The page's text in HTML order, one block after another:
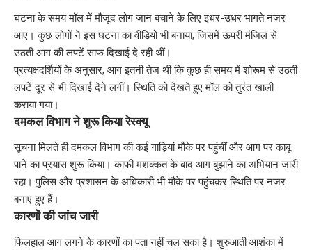
घटना के समय मॉल में मौजूद लोग जान बचाने के लिए इधर-उधर भागते नजर
आए। कुछ लोगों ने इस घटना का वीडियो भी बनाया, जिसमें ऊपरी मंजिल से
उठती आग की लपटें साफ दिखाई दे रही थीं।
प्रत्यक्षदर्शियों के अनुसार, आग इतनी तेज थी कि कुछ ही समय में शोरूम से उठती
लपटें दूर से भी दिखाई देने लगीं। स्थिति को देखते हुए मॉल को तुरंत खाली
कराया गया।
दमकल विभाग ने शुरू किया रेस्क्यू
सूचना मिलते ही दमकल विभाग की कई गाड़ियां मौके पर पहुंचीं और आग पर काबू
पाने का प्रयास शुरू किया। काफी मशक्कत के बाद आग बुझाने का अभियान जारी
रहा। पुलिस और प्रशासन के अधिकारी भी मौके पर पहुंचकर स्थिति पर नजर
बनाए हुए हैं।
कारणों की जांच जारी
फिलहाल आग लगने के कारणों का पता नहीं चल सका है। शुरुआती आशंका में